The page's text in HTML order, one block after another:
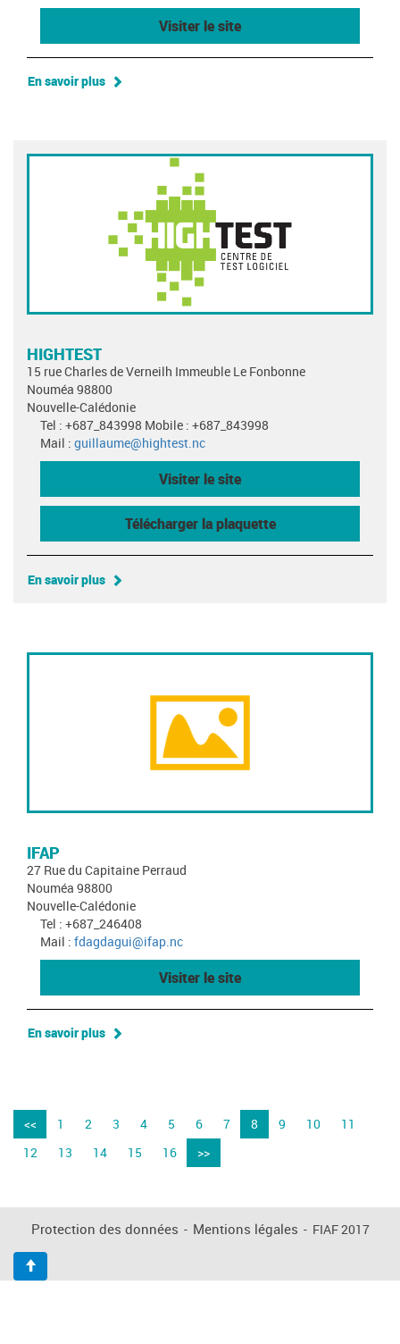
Visiter le site
En savoir plus
HIGHTEST
15 rue Charles de Verneilh Immeuble Le Fonbonne
Nouméa 98800
Nouvelle-Calédonie
Tel : +687_843998 Mobile : +687_843998
Mail : guillaume@hightest.nc
Visiter le site
Télécharger la plaquette
En savoir plus
IFAP
27 Rue du Capitaine Perraud
Nouméa 98800
Nouvelle-Calédonie
Tel : +687_246408
Mail : fdagdagui@ifap.nc
Visiter le site
En savoir plus
<< 1 2 3 4 5 6 7 8 9 10
11
12
13 14 15 16 >>
Protection des données - Mentions légales - FIAF 2017